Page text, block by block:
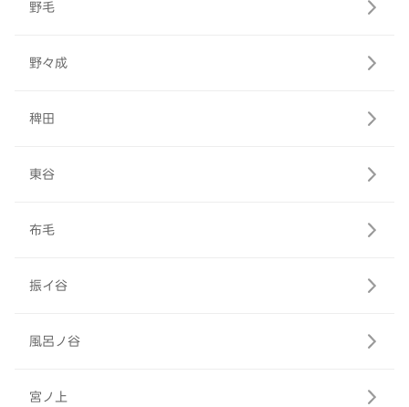
野毛
野々成
稗田
東谷
布毛
振イ谷
風呂ノ谷
宮ノ上